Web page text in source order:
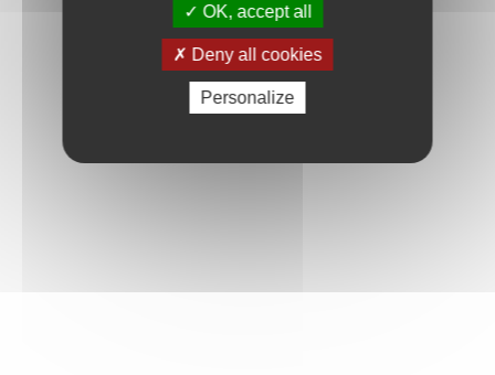
OK, accept all
Deny all cookies
Personalize